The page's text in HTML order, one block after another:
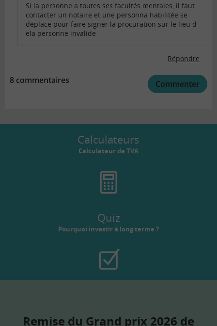
Si la personne a toutes ses facultés mentales, il faut
contacter un notaire et une personna habilitée se
déplace pour faire signer la procuration sur le lieu d
ela personne invalide
Répondre
8 commentaires Commenter
Calculateurs
Calculateur de TVA
Quiz
Pourquoi investir à long terme ?
Remise du Grand prix 2026 de